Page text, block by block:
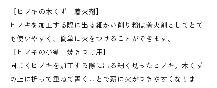
【ヒノキの木くず 着火剤】
ヒノキを加工する際に出る細かい削り粉は着火剤としてとて
も使いやすく、簡単に火をつけることができます。
【ヒノキの小割 焚きつけ用】
同じくヒノキを加工する際に出る細く切ったヒノキ。木くず
の上に折って重ねて置くことで薪に火がつきやすくなりま